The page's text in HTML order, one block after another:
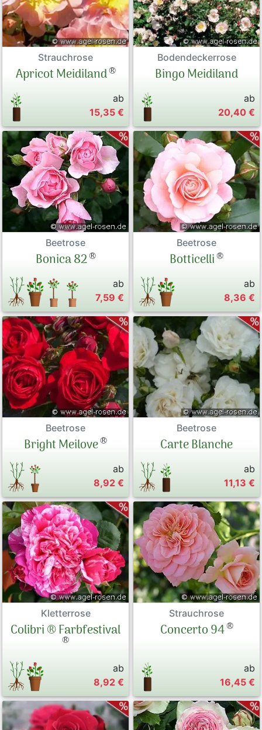
Strauchrose
Apricot Meidiland®
ab
15,35 €
Bodendeckerrose
Bingo Meidiland
ab
20,40 €
Beetrose
Bonica 82®
ab
7,59 €
Beetrose
Botticelli®
ab
8,36 €
Beetrose
Bright Meilove®
ab
8,92 €
Beetrose
Carte Blanche
ab
11,13 €
Kletterrose
Colibri ® Farbfestival
®
ab
8,92 €
Strauchrose
Concerto 94®
ab
16,45 €